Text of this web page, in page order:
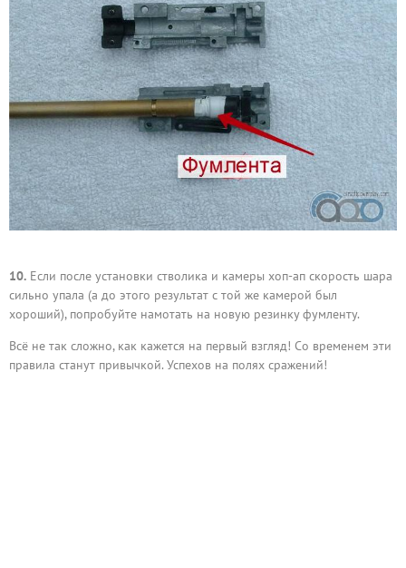
10. Если после установки стволика и камеры хоп-ап скорость шара
сильно упала (а до этого результат с той же камерой был
хороший), попробуйте намотать на новую резинку фумленту.
Всё не так сложно, как кажется на первый взгляд! Со временем эти
правила станут привычкой. Успехов на полях сражений!